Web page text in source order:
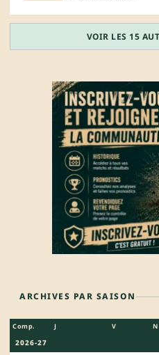
VOIR LES 15
ARCHIVES PAR SAISON
Comp. J V N
2026-27